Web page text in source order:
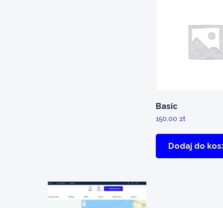
Basic
150,00 zł
Dodaj do